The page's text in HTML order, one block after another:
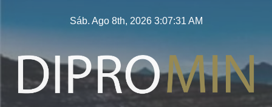
Sáb. Ago 8th, 2026 3:07:32 AM